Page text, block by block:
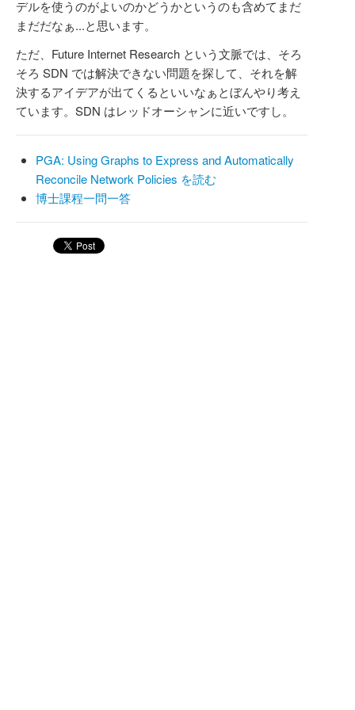
デルを使うのがよいのかどうかというのも含めてまだ
まだだなぁ...と思います。
ただ、Future Internet Research という文脈では、そろ
そろ SDN では解決できない問題を探して、それを解
決するアイデアが出てくるといいなぁとぼんやり考え
ています。SDN はレッドオーシャンに近いですし。
PGA: Using Graphs to Express and Automatically
Reconcile Network Policies を読む
博士課程一問一答